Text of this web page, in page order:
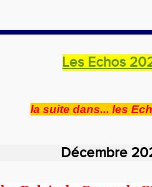
Les Echos
la suite dans... les
Décembre